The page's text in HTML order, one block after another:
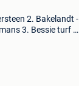
2. Bakelandt -
3. Bessie turf nr